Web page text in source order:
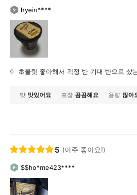
hyein****
이 초콜릿 좋아해서 걱정 반 기대 반으로 샀
맛 맛있어요 포장 꼼꼼해요 용량 많아
5 (아주 좋아요!)
$$ho*me423****